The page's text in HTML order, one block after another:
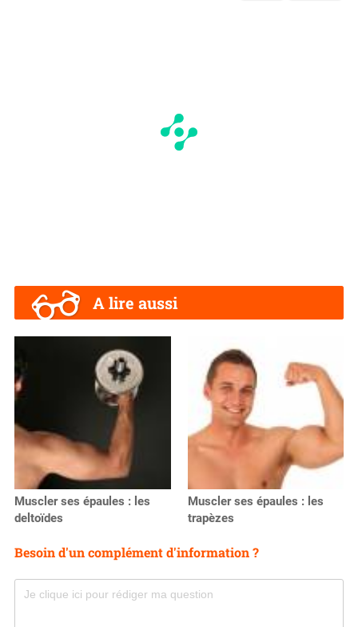
A lire aussi
Muscler ses épaules : les
deltoïdes
Muscler ses épaules : les
trapèzes
Besoin d'un complément d'information ?